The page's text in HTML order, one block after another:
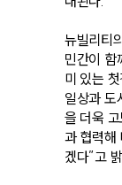
뉴빌리티
민간이 함
미 있는
일상과 도
을 더욱
과 협력해
겠다”고